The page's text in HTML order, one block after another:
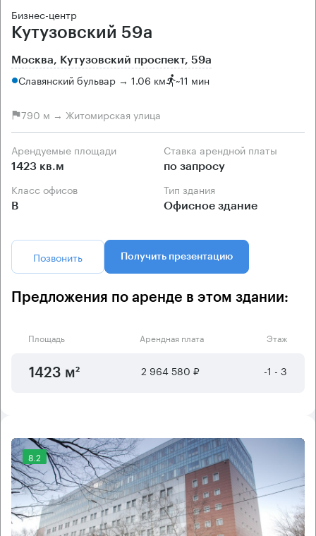
Бизнес-центр
Кутузовский 59а
Москва, Кутузовский проспект, 59а
Славянский бульвар → 1.06 км ~11 мин
790 м → Житомирская улица
Арендуемые площади
1423 кв.м
Ставка арендной платы
по запросу
Класс офисов
B
Тип здания
Офисное здание
Позвонить Получить презентацию
Предложения по аренде в этом здании:
Площадь Арендная плата Этаж
1423 м² 2 964 580 ₽ -1 - 3
8.2